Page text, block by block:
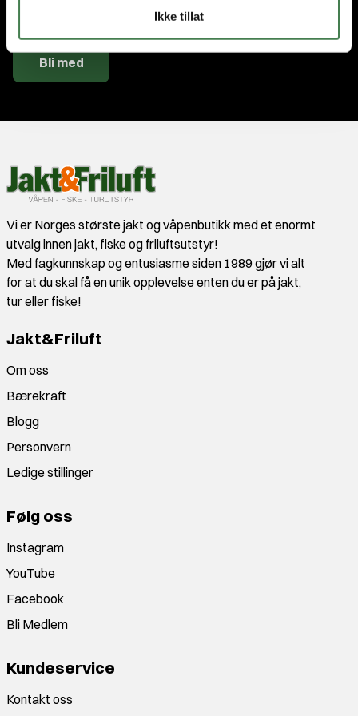
Ikke tillat
Bli med
Vi er Norges største jakt og våpenbutikk med et enormt
utvalg innen jakt, fiske og friluftsutstyr!
Med fagkunnskap og entusiasme siden 1989 gjør vi alt
for at du skal få en unik opplevelse enten du er på jakt,
tur eller fiske!
Jakt&Friluft
Om oss
Bærekraft
Blogg
Personvern
Ledige stillinger
Følg oss
Instagram
YouTube
Facebook
Bli Medlem
Kundeservice
Kontakt oss